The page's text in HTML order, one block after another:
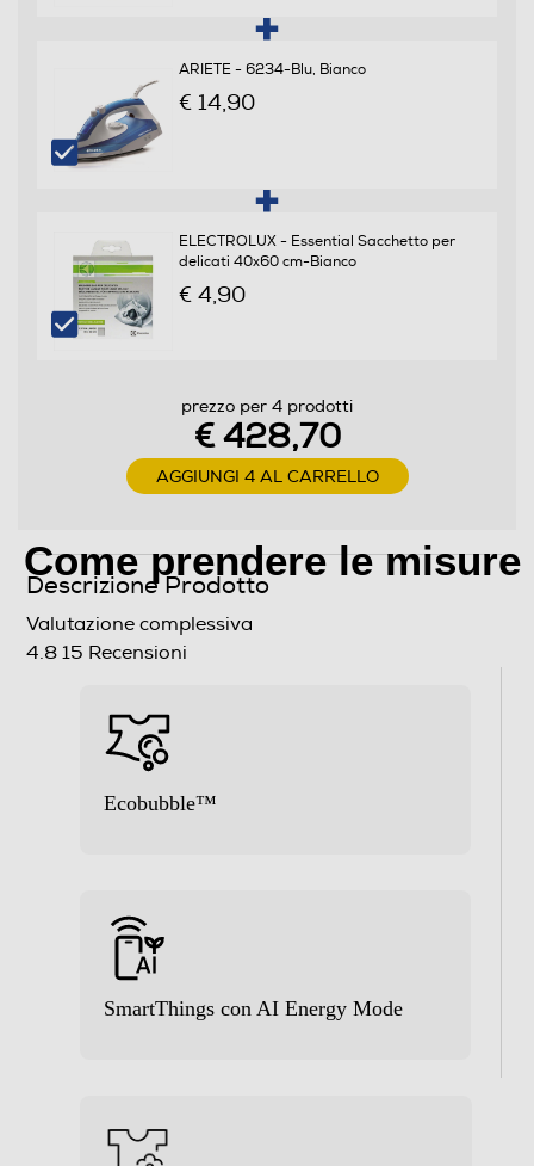
Classe emissione rumore centrifuga
Classe rumore centrifuga B
Giri al minuto min
400
Consumo ponderato di energia per 100 cicli (kWh)
Programma stiro facile
Programma Eco
Programma breve
ARIETE - 6234-Blu, Bianco
€ 14,90
ELECTROLUX - Essential Sacchetto per
delicati 40x60 cm-Bianco
€ 4,90
prezzo per 4 prodotti
€ 428,70
AGGIUNGI 4 AL CARRELLO
Descrizione Prodotto
Valutazione complessiva
4.815 Recensioni
Ecobubble™
SmartThings con AI Energy Mode
Come prendere le misure